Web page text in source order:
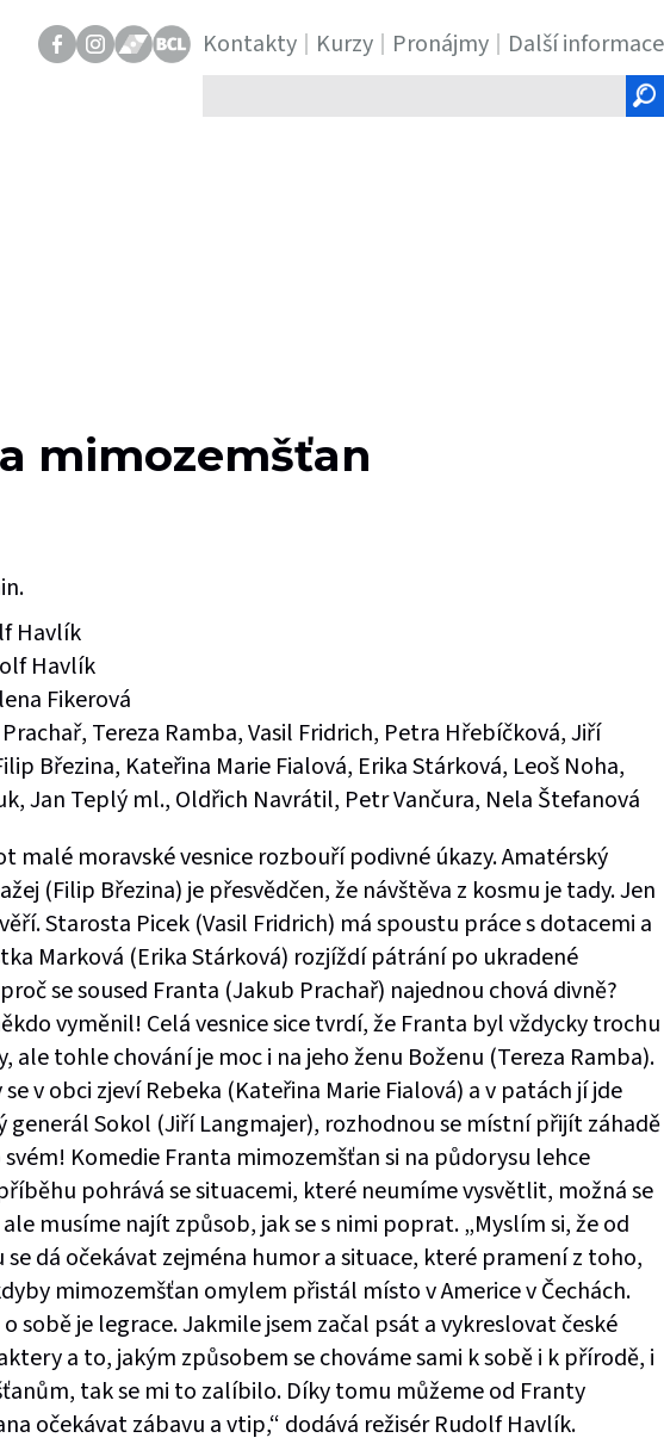
Kontakty Kurzy Pronájmy
Další informace
text
mimozemšťan
Havlík
Havlík
Fikerová
Tereza Ramba, Vasil Fridrich, Petra Hřebíčková, Jiří
Březina, Kateřina Marie Fialová, Erika Stárková, Leoš Noha,
Jan Teplý ml., Oldřich Navrátil, Petr Vančura, Nela Štefanová
malé moravské vesnice rozbouří podivné úkazy. Amatérský
(Filip Březina) je přesvědčen, že návštěva z kosmu je tady. Jen
Starosta Picek (Vasil Fridrich) má spoustu práce s dotacemi a
Marková (Erika Stárková) rozjíždí pátrání po ukradené
se soused Franta (Jakub Prachař) najednou chová divně?
vyměnil! Celá vesnice sice tvrdí, že Franta byl vždycky trochu
ale tohle chování je moc i na jeho ženu Boženu (Tereza Ramba).
v obci zjeví Rebeka (Kateřina Marie Fialová) a v patách jí jde
generál Sokol (Jiří Langmajer), rozhodnou se místní přijít záhadě
Komedie Franta mimozemšťan si na půdorysu lehce
pohrává se situacemi, které neumíme vysvětlit, možná se
musíme najít způsob, jak se s nimi poprat. „Myslím si, že od
se dá očekávat zejména humor a situace, které pramení z toho,
mimozemšťan omylem přistál místo v Americe v Čechách.
o sobě je legrace. Jakmile jsem začal psát a vykreslovat české
a to, jakým způsobem se chováme sami k sobě i k přírodě, i
tak se mi to zalíbilo. Díky tomu můžeme od Franty
očekávat zábavu a vtip,“ dodává režisér Rudolf Havlík.